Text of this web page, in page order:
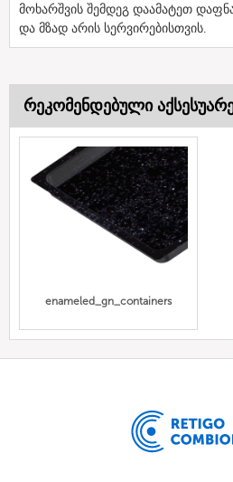
მოხარშვის შემდეგ დაამატეთ
და მზად არის სერვირებისთვის.
რეკომენდებული
enameled_gn_containers